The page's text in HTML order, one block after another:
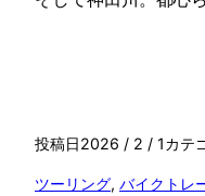
投稿日2026 / 2 / 1カテ
ツーリング, バイクトレ